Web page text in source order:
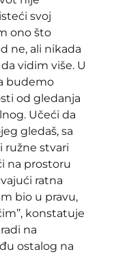
svoj
ono što
ne, ali nikada
vidim više. U
budemo
od gledanja
Učeći da
gledaš, sa
ružne stvari
na prostoru
ratna
bio u pravu,
konstatuje
na
ostalog na